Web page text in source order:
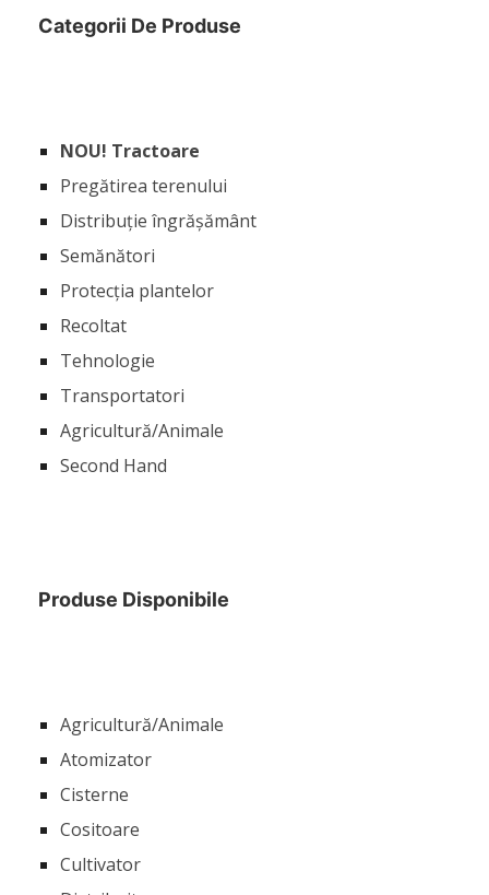
Categorii De Produse
NOU! Tractoare
Pregătirea terenului
Distribuție îngrășământ
Semănători
Protecția plantelor
Recoltat
Tehnologie
Transportatori
Agricultură/Animale
Second Hand
Produse Disponibile
Agricultură/Animale
Atomizator
Cisterne
Cositoare
Cultivator